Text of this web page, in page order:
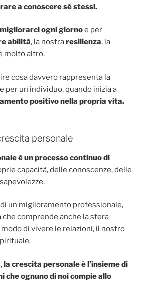
a conoscere sé stessi.
migliorarci ogni giornoe per
abilità, la nostraresilienza, la
molto altro.
cosa davvero rappresenta la
per un individuo, quando inizia a
positivo nella propria vita.
personale
è un processo continuo di
capacità, delle conoscenze, delle
un miglioramento professionale,
che comprende anche la sfera
di vivere le relazioni, il nostro
la crescita personale è l’insieme di
che ognuno di noi compie allo